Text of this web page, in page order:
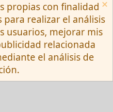
y reglas
R
S
S
XenForo ® © 2010-
propias con finalidad
realizar el análisis
usuarios, mejorar mis
relacionada
el análisis de